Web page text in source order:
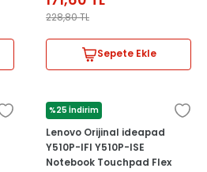
228,80TL
Sepete Ekle
%25 İndirim
LENOVO
Lenovo Orijinal ideapad
Y510P-IFI Y510P-ISE
Notebook Touchpad Flex